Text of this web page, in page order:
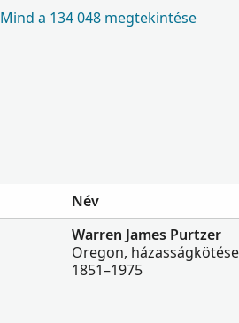
Mind a 134 048 megtekintése
Név
Warren James Purtzer
Oregon,
1851–1975